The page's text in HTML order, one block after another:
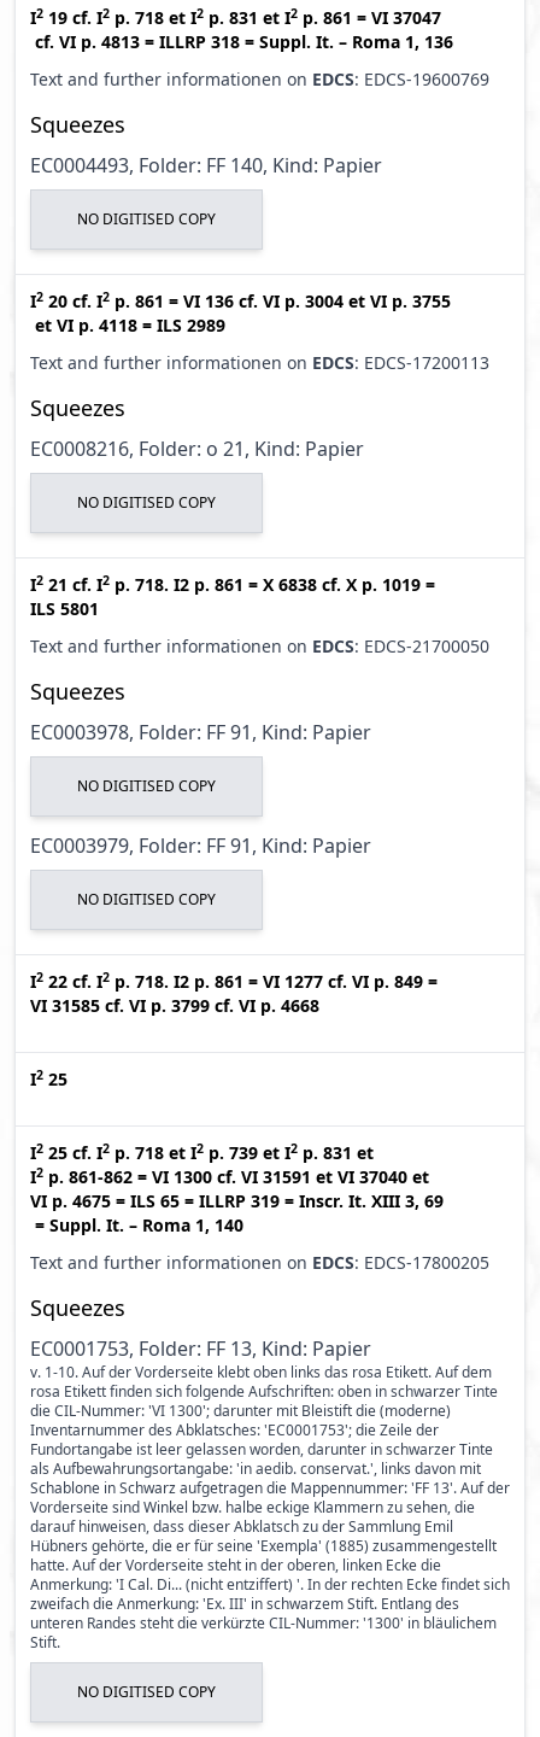
I2 19 cf. I2 p. 718 et I2 p. 831 et I2 p. 861 = VI 37047
cf. VI p. 4813 = ILLRP 318 = Suppl. It. – Roma 1, 136
Text and further informationen on EDCS: EDCS-19600769
Squeezes
EC0004493, Folder: FF 140, Kind: Papier
NO DIGITISED COPY
I2 20 cf. I2 p. 861 = VI 136 cf. VI p. 3004 et VI p. 3755
et VI p. 4118 = ILS 2989
Text and further informationen on EDCS: EDCS-17200113
Squeezes
EC0008216, Folder: o 21, Kind: Papier
NO DIGITISED COPY
I2 21 cf. I2 p. 718. I2 p. 861 = X 6838 cf. X p. 1019 =
ILS 5801
Text and further informationen on EDCS: EDCS-21700050
Squeezes
EC0003978, Folder: FF 91, Kind: Papier
NO DIGITISED COPY
EC0003979, Folder: FF 91, Kind: Papier
NO DIGITISED COPY
I2 22 cf. I2 p. 718. I2 p. 861 = VI 1277 cf. VI p. 849 =
VI 31585 cf. VI p. 3799 cf. VI p. 4668
I2 25
I2 25 cf. I2 p. 718 et I2 p. 739 et I2 p. 831 et
I2 p. 861-862 = VI 1300 cf. VI 31591 et VI 37040 et
VI p. 4675 = ILS 65 = ILLRP 319 = Inscr. It. XIII 3, 69
= Suppl. It. – Roma 1, 140
Text and further informationen on EDCS: EDCS-17800205
Squeezes
EC0001753, Folder: FF 13, Kind: Papier
v. 1-10. Auf der Vorderseite klebt oben links das rosa Etikett. Auf dem
rosa Etikett finden sich folgende Aufschriften: oben in schwarzer Tinte
die CIL-Nummer: 'VI 1300'; darunter mit Bleistift die (moderne)
Inventarnummer des Abklatsches: 'EC0001753'; die Zeile der
Fundortangabe ist leer gelassen worden, darunter in schwarzer Tinte
als Aufbewahrungsortangabe: 'in aedib. conservat.', links davon mit
Schablone in Schwarz aufgetragen die Mappennummer: 'FF 13'. Auf der
Vorderseite sind Winkel bzw. halbe eckige Klammern zu sehen, die
darauf hinweisen, dass dieser Abklatsch zu der Sammlung Emil
Hübners gehörte, die er für seine 'Exempla' (1885) zusammengestellt
hatte. Auf der Vorderseite steht in der oberen, linken Ecke die
Anmerkung: 'I Cal. Di... (nicht entziffert) '. In der rechten Ecke findet sich
zweifach die Anmerkung: 'Ex. III' in schwarzem Stift. Entlang des
unteren Randes steht die verkürzte CIL-Nummer: '1300' in bläulichem
Stift.
NO DIGITISED COPY